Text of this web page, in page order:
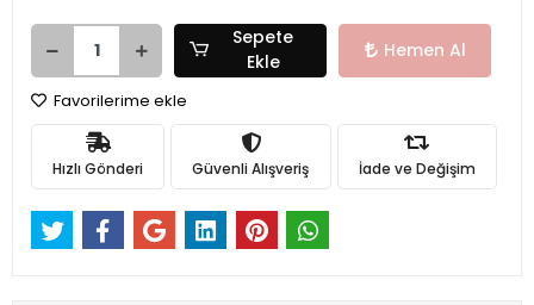
Sepete
Ekle
Hemen Al
Favorilerime ekle
Hızlı Gönderi Güvenli Alışveriş İade ve Değişim